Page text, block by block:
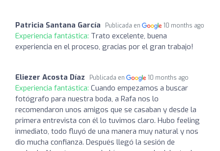
Patricia Santana García Publicada en 10 months ago
Experiencia fantástica: Trato excelente, buena
experiencia en el proceso, gracias por el gran trabajo!
Eliezer Acosta Díaz Publicada en 10 months ago
Experiencia fantástica: Cuando empezamos a buscar
fotógrafo para nuestra boda, a Rafa nos lo
recomendaron unos amigos que se casaban y desde la
primera entrevista con él lo tuvimos claro. Hubo feeling
inmediato, todo fluyó de una manera muy natural y nos
dio mucha confianza. Después llegó la sesión de